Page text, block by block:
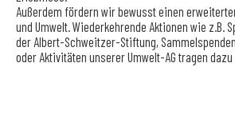
Außerdem fördern wir bewusst einen
und Umwelt. Wiederkehrende Aktionen wie z.B.
der Albert-Schweitzer-Stiftung,
oder Aktivitäten unserer Umwelt-AG tragen